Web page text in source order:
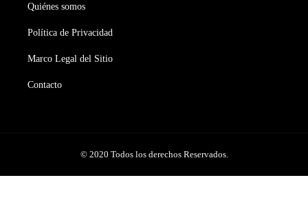
Quiénes somos
Política de Privacidad
Marco Legal del Sitio
Contacto
© 2020 Todos los derechos Reservados.